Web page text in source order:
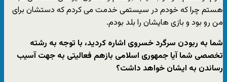
هستم چرا که خودم در سیستمی خدمت می کردم که دستشان برای
من رو بود و بازی هایشان را بلد بودم.
شما به ربودن سرگرد خسروی اشاره کردید، با توجه به رشته
تخصصی شما آیا جمهوری اسلامی بازهم فعالیتی به جهت آسیب
رساندن به ایشان خواهد داشت؟